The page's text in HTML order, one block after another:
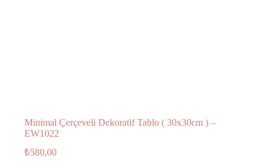
Minimal Çerçeveli Dekoratif Tablo ( 30x30cm ) –
EW1022
₺580,00